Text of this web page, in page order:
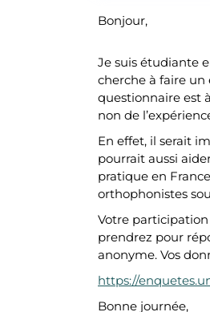
Bonjour,
Je suis étudiante
cherche à faire un
questionnaire est
non de
En effet, il serait
pourrait aussi
pratique en
orthophonistes
Votre
prendrez pour
anonyme. Vos
https://
Bonne journée,